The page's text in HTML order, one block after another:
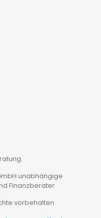
unabhängige
Finanzberater
vorbehalten.